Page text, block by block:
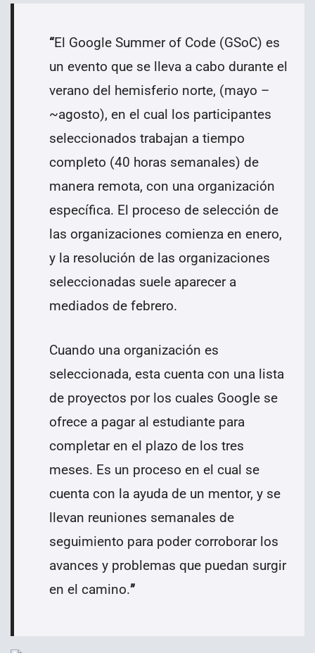
“El Google Summer of Code (GSoC) es
un evento que se lleva a cabo durante el
verano del hemisferio norte, (mayo –
~agosto), en el cual los participantes
seleccionados trabajan a tiempo
completo (40 horas semanales) de
manera remota, con una organización
específica. El proceso de selección de
las organizaciones comienza en enero,
y la resolución de las organizaciones
seleccionadas suele aparecer a
mediados de febrero.
Cuando una organización es
seleccionada, esta cuenta con una lista
de proyectos por los cuales Google se
ofrece a pagar al estudiante para
completar en el plazo de los tres
meses. Es un proceso en el cual se
cuenta con la ayuda de un mentor, y se
llevan reuniones semanales de
seguimiento para poder corroborar los
avances y problemas que puedan surgir
en el camino.”